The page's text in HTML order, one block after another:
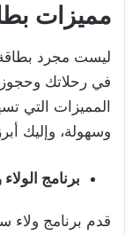
مميزات
ليست مجرد بطاقة
في رحلاتك
المميزات التي
وسهولة، وإليك أبرز 3 مميزات عبر موقع
برنامج
قدم برنامج ولاء